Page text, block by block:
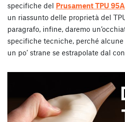
specifiche del Prusament TPU 95A
un riassunto delle proprietà del
paragrafo, infine, daremo
specifiche tecniche, perché alcune
un po’ strane se estrapolate dal